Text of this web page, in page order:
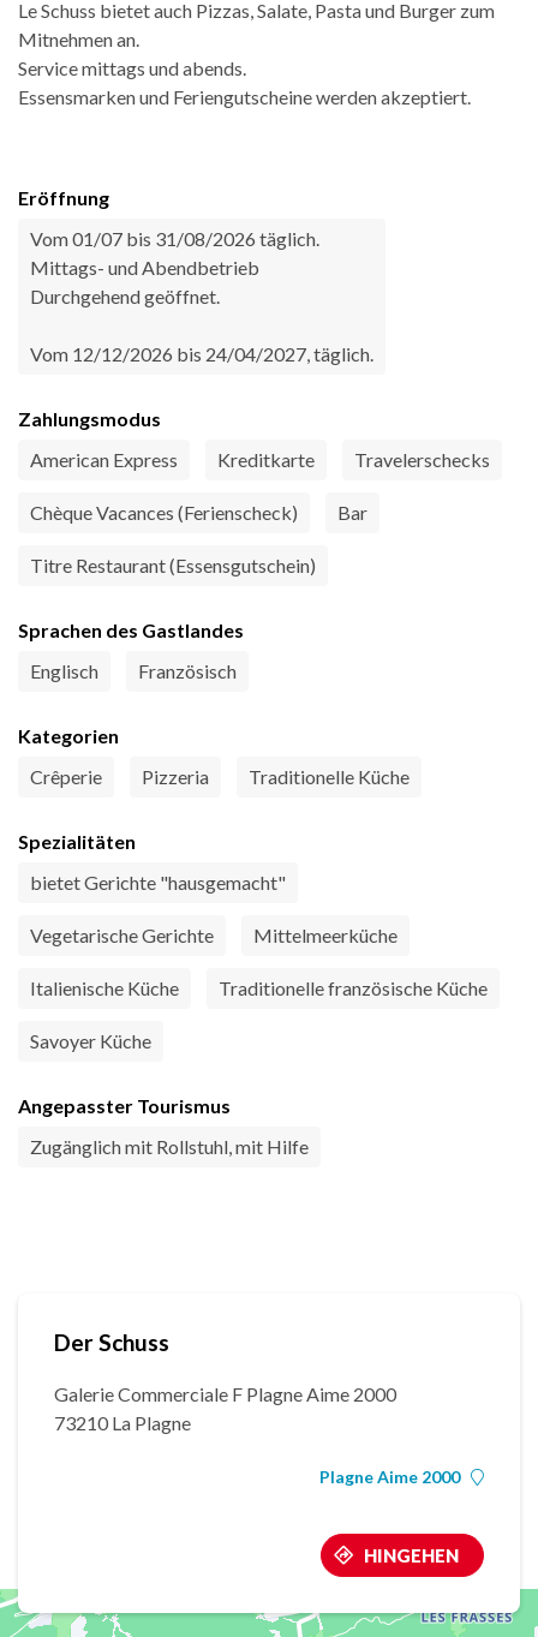
Le Schuss bietet auch Pizzas, Salate, Pasta und Burger zum
Mitnehmen an.
Service mittags und abends.
Essensmarken und Feriengutscheine werden akzeptiert.
Eröffnung
Vom 01/07 bis 31/08/2026 täglich.
Mittags- und Abendbetrieb
Durchgehend geöffnet.
Vom 12/12/2026 bis 24/04/2027, täglich.
Zahlungsmodus
American Express
Kreditkarte Travelerschecks
Chèque Vacances (Ferienscheck) Bar
Titre Restaurant (Essensgutschein)
Sprachen des Gastlandes
Englisch
Französisch
Kategorien
Crêperie
Pizzeria Traditionelle Küche
Spezialitäten
bietet Gerichte "hausgemacht"
Vegetarische Gerichte Mittelmeerküche
Italienische Küche Traditionelle französische Küche
Savoyer Küche
Angepasster Tourismus
Zugänglich mit Rollstuhl, mit Hilfe
Der Schuss
Galerie Commerciale F Plagne Aime 2000
73210 La Plagne
Plagne Aime 2000
HINGEHEN